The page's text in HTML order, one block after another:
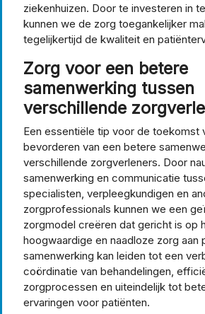
ziekenhuizen. Door te investeren in
kunnen we de zorg toegankelijker
tegelijkertijd de kwaliteit en
Zorg voor een betere
samenwerking tussen
verschillende
Een essentiële tip voor de toekomst
bevorderen van een betere
verschillende zorgverleners. Door
samenwerking en communicatie
specialisten, verpleegkundigen en
zorgprofessionals kunnen we een
zorgmodel creëren dat gericht is op
hoogwaardige en naadloze zorg aan
samenwerking kan leiden tot een
coördinatie van behandelingen,
zorgprocessen en uiteindelijk tot
ervaringen voor patiënten.